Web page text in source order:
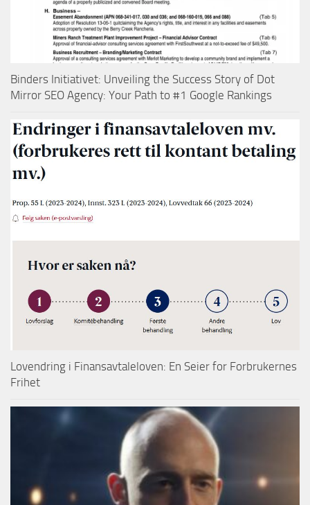
Binders Initiativet: Unveiling the Success Story of Dot
Mirror SEO Agency: Your Path to #1 Google Rankings
Lovendring i Finansavtaleloven: En Seier for Forbrukernes
Frihet